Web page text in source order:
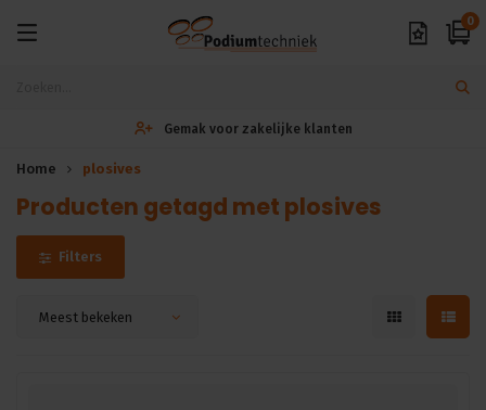
0
Gemak voor zakelijke klanten
Home plosives
Producten getagd met plosives
Filters
Meest bekeken